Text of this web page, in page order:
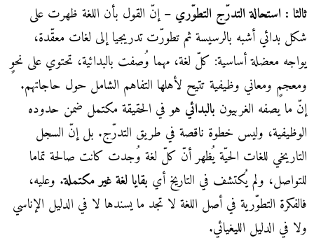
ثالثا : استحالة التدرّج التطوّري –إنّ القول بأن اللغة ظهرت على
شكل بدائي أشبه بالرسيسة ثم تطورّت تدريجيا إلى لغات معقّدة،
يواجه معضلة أساسية: كلّ لغة، مهما وُصفت بالبدائية، تحتوي على نحوٍ
ومعجمٍ ومعاني وظيفية تتيح لأهلها التفاهم الشامل حول حاجاتهم.
إنّ ما يصفه الغربيون بالبدائي هو في الحقيقة مكتمل ضمن حدوده
الوظيفية، وليس خطوة ناقصة في طريق التدرّج. بل إنّ السجل
التاريخي للغات الحيّة يُظهر أنّ كلّ لغة وُجدت كانت صالحة تماما
للتواصل، ولم يُكتشف في التاريخ أي بقايا لغة غير مكتملة. وعليه،
فالفكرة التطوّرية في أصل اللغة لا تجد ما يسندها لا في الدليل الإناسي
ولا في الدليل الليغيائي.